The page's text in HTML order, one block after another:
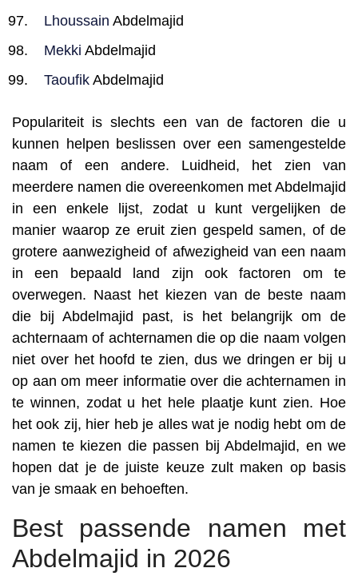
Lhoussain Abdelmajid
Mekki Abdelmajid
Taoufik Abdelmajid
Populariteit is slechts een van de factoren die u
kunnen helpen beslissen over een samengestelde
naam of een andere. Luidheid, het zien van
meerdere namen die overeenkomen met Abdelmajid
in een enkele lijst, zodat u kunt vergelijken de
manier waarop ze eruit zien gespeld samen, of de
grotere aanwezigheid of afwezigheid van een naam
in een bepaald land zijn ook factoren om te
overwegen. Naast het kiezen van de beste naam
die bij Abdelmajid past, is het belangrijk om de
achternaam of achternamen die op die naam volgen
niet over het hoofd te zien, dus we dringen er bij u
op aan om meer informatie over die achternamen in
te winnen, zodat u het hele plaatje kunt zien. Hoe
het ook zij, hier heb je alles wat je nodig hebt om de
namen te kiezen die passen bij Abdelmajid, en we
hopen dat je de juiste keuze zult maken op basis
van je smaak en behoeften.
Best passende namen met
Abdelmajid in 2026